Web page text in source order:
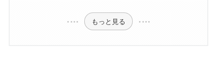
もっと見る